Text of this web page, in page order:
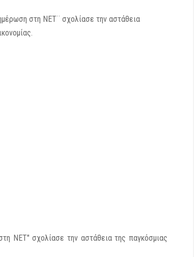
ΝΕΤ" σχολίασε την αστάθεια της παγκόσμιας